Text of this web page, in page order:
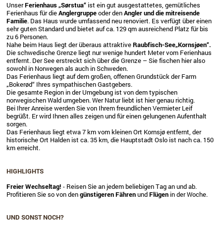
UnserFerienhaus „Sørstua“ ist ein gut ausgestattetes, gemütliches
Ferienhaus für dieAnglergruppeoder denAngler und die mitreisende
Familie. Das Haus wurde umfassend neu renoviert. Es verfügt über einen
sehr guten Standard und bietet auf ca. 129 qm ausreichend Platz für bis
zu 6 Personen.
Nahe beim Haus liegt der überaus attraktiveRaubfisch-See„Kornsjøen“.
Die schwedische Grenze liegt nur wenige hundert Meter vom Ferienhaus
entfernt. Der See erstreckt sich über die Grenze – Sie fischen hier also
sowohl in Norwegen als auch in Schweden.
Das Ferienhaus liegt auf dem großen, offenen Grundstück der Farm
„Bokerød“ Ihres sympathischen Gastgebers.
Die gesamte Region in der Umgebung ist von dem typischen
norwegischen Wald umgeben. Wer Natur liebt ist hier genau richtig.
Bei Ihrer Anreise werden Sie von Ihrem freundlichen Vermieter Leif
begrüßt. Er wird Ihnen alles zeigen und für einen gelungenen Aufenthalt
sorgen.
Das Ferienhaus liegt etwa 7 km vom kleinen Ort Kornsjø entfernt, der
historische Ort Halden ist ca. 35 km, die Hauptstadt Oslo ist nach ca. 150
km erreicht.
HIGHLIGHTS
Freier Wechseltag! - Reisen Sie an jedem beliebigen Tag an und ab.
Profitieren Sie so von dengünstigeren FährenundFlügen in der Woche.
UND SONST NOCH?